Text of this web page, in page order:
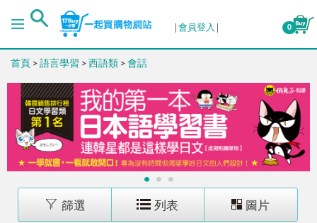
排序
出版日期 (舊→新)
銷售量 (高→低)
銷售量 (低→高)
會員登入 0
首頁 > 語言學習 > 西語類 > 會話
1 2 3
篩選 列表 圖片